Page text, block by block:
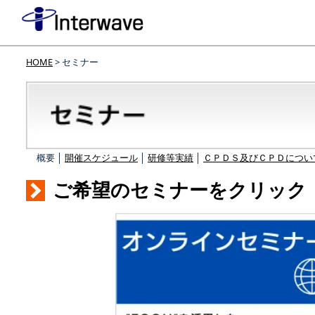
HOME> セミナー
概要 │ 開催スケジュール 研修等実績 ＣＰＤＳ及びＣＰＤにつ
ご希望のセミナーをクリック